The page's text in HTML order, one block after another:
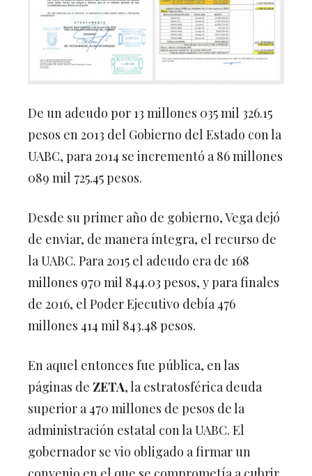
De un adeudo por 13 millones 035 mil 326.15
pesos en 2013 del Gobierno del Estado con la
UABC, para 2014 se incrementó a 86 millones
089 mil 725.45 pesos.
Desde su primer año de gobierno, Vega dejó
de enviar, de manera íntegra, el recurso de
la UABC. Para 2015 el adeudo era de 168
millones 970 mil 844.03 pesos, y para finales
de 2016, el Poder Ejecutivo debía 476
millones 414 mil 843.48 pesos.
En aquel entonces fue pública, en las
páginas de ZETA , la estratosférica deuda
superior a 470 millones de pesos de la
administración estatal con la UABC. El
gobernador se vio obligado a firmar un
convenio en el que se comprometía a cubrir